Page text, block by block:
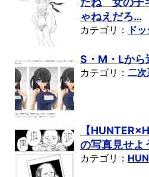
ゃねえだろ…
カテゴリ： ド
S・M・Lから
カテゴリ： 二次
【
の写真見せよ
カテゴリ：